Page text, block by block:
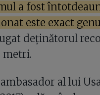
a fost
este exact
deținătorul
metri.
al lui